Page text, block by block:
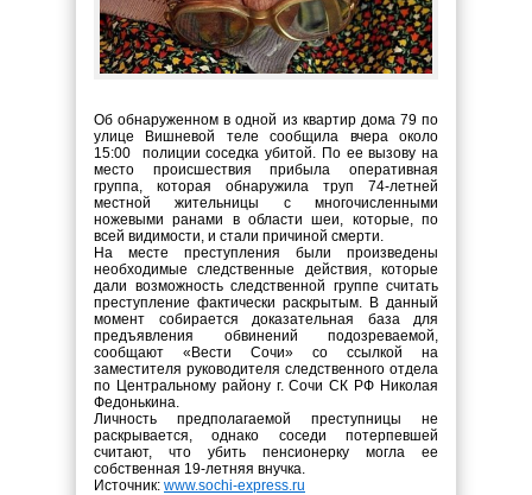
Об обнаруженном в одной из квартир дома 79 по
улице Вишневой теле сообщила вчера около
15:00 полиции соседка убитой. По ее вызову на
место происшествия прибыла оперативная
группа, которая обнаружила труп 74-летней
местной жительницы с многочисленными
ножевыми ранами в области шеи, которые, по
всей видимости, и стали причиной смерти.
На месте преступления были произведены
необходимые следственные действия, которые
дали возможность следственной группе считать
преступление фактически раскрытым. В данный
момент собирается доказательная база для
предъявления обвинений подозреваемой,
сообщают «Вести Сочи» со ссылкой на
заместителя руководителя следственного отдела
по Центральному району г. Сочи СК РФ Николая
Федонькина.
Личность предполагаемой преступницы не
раскрывается, однако соседи потерпевшей
считают, что убить пенсионерку могла ее
собственная 19-летняя внучка.
Источник: www.sochi-express.ru